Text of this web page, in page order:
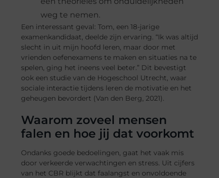
weg te nemen.
Een interessant geval: Tom, een 18-jarige
examenkandidaat, deelde zijn ervaring. “Ik was altijd
slecht in uit mijn hoofd leren, maar door met
vrienden oefenexamens te maken en situaties na te
spelen, ging het ineens veel beter.” Dit bevestigt
ook een studie van de Hogeschool Utrecht, waar
sociale interactie tijdens leren de motivatie en het
geheugen bevordert (Van den Berg, 2021).
Waarom zoveel mensen
falen en hoe jij dat voorkomt
Ondanks goede bedoelingen, gaat het vaak mis
door verkeerde verwachtingen en stress. Uit cijfers
van het CBR blijkt dat faalangst en onvoldoende